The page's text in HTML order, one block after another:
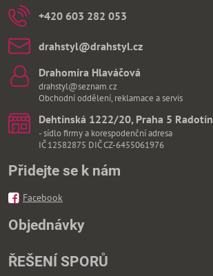
+420 603 282 053
drahstyl​@drahstyl​.cz
Drahomíra Hlaváčová
drahstyl@seznam.cz
Obchodní oddělení, reklamace a servis
Dehtínská 1222/20, Praha 5 Radotín
- sídlo firmy a korespodenční adresa
IČ 12582875 DIČ CZ-6455061976
Přidejte se k nám
Facebook
Objednávky
ŘEŠENÍ SPORŮ